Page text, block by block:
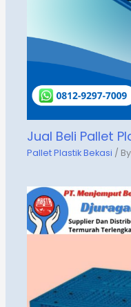
Jual Beli Pallet
Pallet Plastik Bekasi /